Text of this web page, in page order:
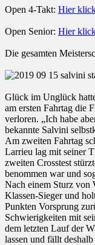
Open 4-Takt: Hier
Open Senior: Hier
Die gesamten
Glück im Unglück
am ersten Fahrtag die
verloren. „Ich habe
bekannte Salvini
Am zweiten Fahrtag
Larrieu lag mit seiner
zweiten Crosstest
benommen war und
Nach einem Sturz von
Klassen-Sieger und
Punkten Vorsprung
Schwierigkeiten mit
dem letzten Lauf der
lassen und fällt